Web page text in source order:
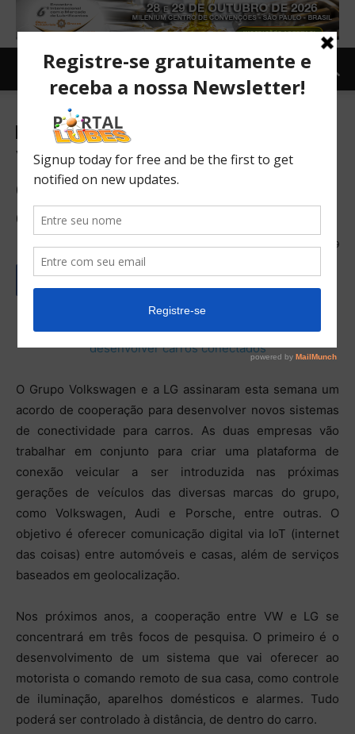
Carro e Moto Carro
Volkswagen e LG vão
desenvolver carros
conectados
12/07/2016 239
O Grupo Volkswagen e a LG assinaram esta semana um
acordo de cooperação para desenvolver novos sistemas
de conectividade para carros. As duas empresas vão
trabalhar em conjunto para criar uma plataforma de
conexão veicular a ser introduzida nas próximas
gerações de veículos das diversas marcas do grupo,
como Volkswagen, Audi e Porsche, entre outras. O
objetivo é oferecer comunicação digital via IoT (internet
das coisas) entre automóveis e casas, além de serviços
baseados em geolocalização.
Nos próximos anos, a cooperação entre VW e LG se
concentrará em três focos de pesquisa. O primeiro é o
desenvolvimento de um sistema que vai oferecer ao
motorista o comando remoto de sua casa, como controle
de iluminação, aparelhos domésticos e alarmes. Tudo
poderá ser controlado à distância, de dentro do carro.